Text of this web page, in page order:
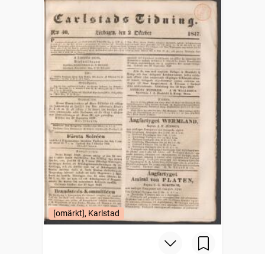
[omärkt], Karlstad